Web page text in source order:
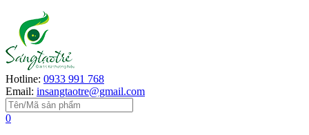
Hotline: 0933 991 768
Email: insangtaotre@gmail.com
0